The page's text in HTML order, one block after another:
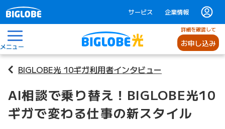
サービス 企業情報
メニュー
詳細を確認して
お申し込み
BIGLOBE光 10ギガ利用者インタビュー
AI相談で乗り替え！BIGLOBE光10
ギガで変わる仕事の新スタイル